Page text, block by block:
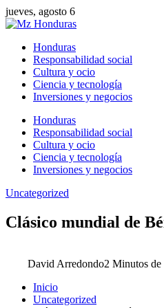
jueves, agosto 6
Honduras
Responsabilidad social
Cultura y ocio
Ciencia y tecnología
Inversiones y negocios
Honduras
Responsabilidad social
Cultura y ocio
Ciencia y tecnología
Inversiones y negocios
Uncategorized
Clásico mundial de
David Arredondo2 Minutos de
Inicio
Uncategorized